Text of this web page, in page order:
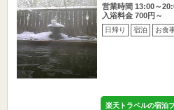
営業時間 13:00～
入浴料金 700円～
日帰り 宿泊 お食
楽天トラベルの宿泊